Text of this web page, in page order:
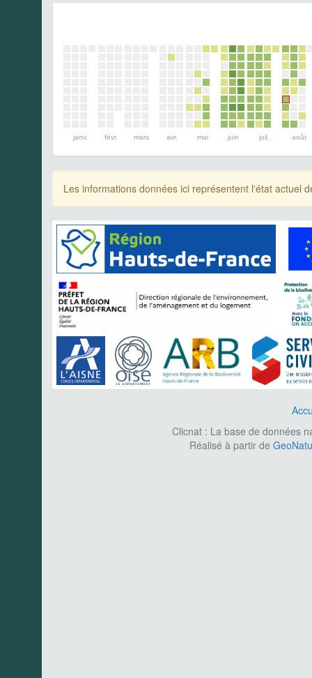
janv. févr. mars avr. mai juin juil. août
Les informations données ici représentent l'état actuel
Clicnat : La base de données
Réalisé à partir de